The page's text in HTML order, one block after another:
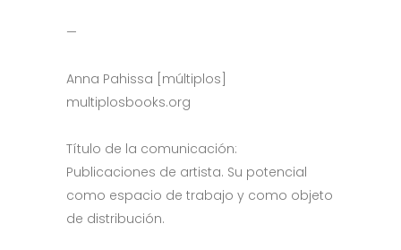
—
Anna Pahissa [múltiplos]
multiplosbooks.org
Título de la comunicación:
Publicaciones de artista. Su potencial
como espacio de trabajo y como objeto
de distribución.